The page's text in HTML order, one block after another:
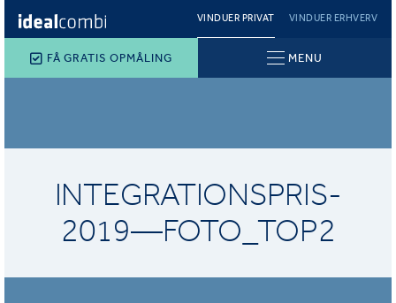
VINDUER PRIVAT VINDUER ERHVERV
FÅ GRATIS OPMÅLING MENU
INTEGRATIONSPRIS-
2019—FOTO_TOP2